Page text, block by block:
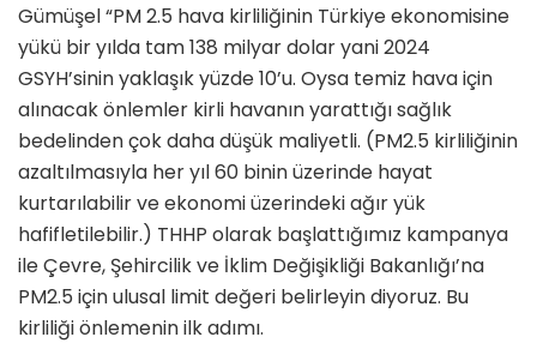
Gümüşel “PM 2.5 hava kirliliğinin Türkiye ekonomisine
yükü bir yılda tam 138 milyar dolar yani 2024
GSYH’sinin yaklaşık yüzde 10’u. Oysa temiz hava için
alınacak önlemler kirli havanın yarattığı sağlık
bedelinden çok daha düşük maliyetli. (PM2.5 kirliliğinin
azaltılmasıyla her yıl 60 binin üzerinde hayat
kurtarılabilir ve ekonomi üzerindeki ağır yük
hafifletilebilir.) THHP olarak başlattığımız kampanya
ile Çevre, Şehircilik ve İklim Değişikliği Bakanlığı’na
PM2.5 için ulusal limit değeri belirleyin diyoruz. Bu
kirliliği önlemenin ilk adımı.